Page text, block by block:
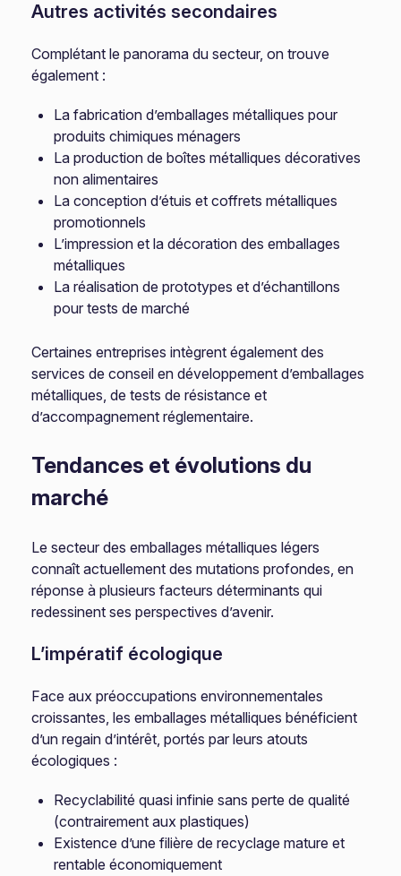
Autres activités secondaires
Complétant le panorama du secteur, on trouve
également :
La fabrication d’emballages métalliques pour
produits chimiques ménagers
La production de boîtes métalliques décoratives
non alimentaires
La conception d’étuis et coffrets métalliques
promotionnels
L’impression et la décoration des emballages
métalliques
La réalisation de prototypes et d’échantillons
pour tests de marché
Certaines entreprises intègrent également des
services de conseil en développement d’emballages
métalliques, de tests de résistance et
d’accompagnement réglementaire.
Tendances et évolutions du
marché
Le secteur des emballages métalliques légers
connaît actuellement des mutations profondes, en
réponse à plusieurs facteurs déterminants qui
redessinent ses perspectives d’avenir.
L’impératif écologique
Face aux préoccupations environnementales
croissantes, les emballages métalliques bénéficient
d’un regain d’intérêt, portés par leurs atouts
écologiques :
Recyclabilité quasi infinie sans perte de qualité
(contrairement aux plastiques)
Existence d’une filière de recyclage mature et
rentable économiquement